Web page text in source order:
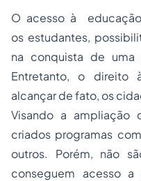
O acesso à
os estudantes,
na conquista de uma
Entretanto, o direito
alcançar de fato, os
Visando a ampliação
criados programas
outros. Porém, não
conseguem acesso